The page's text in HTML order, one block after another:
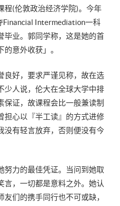
程(伦敦政治经济学院)。今年
Intermediation一科
毕业。郭同学称，这是她的首
意外收获」。
良好，要求严谨见称，故在选
少人说，伦大在全球大学中排
保证，故课程会比一般兼读制
担心以『半工读』的方式进修
没有轻言放弃，否则便没有今
努力的最佳凭证。当问到她取
言，一切都是意料之外。她认
们的携手同行也不可或缺，